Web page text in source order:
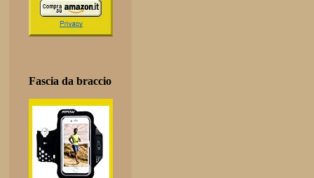
Fascia da braccio